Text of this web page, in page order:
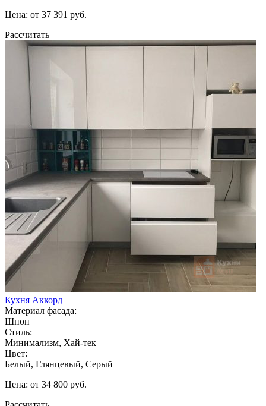
Цена: от 37 391 руб.
Рассчитать
Кухня Аккорд
Материал фасада:
Шпон
Стиль:
Минимализм, Хай-тек
Цвет:
Белый, Глянцевый, Серый
Цена: от 34 800 руб.